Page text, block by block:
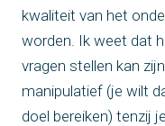
kwaliteit van het
worden. Ik weet dat
vragen stellen kan
manipulatief (je wilt
doel bereiken) tenzij